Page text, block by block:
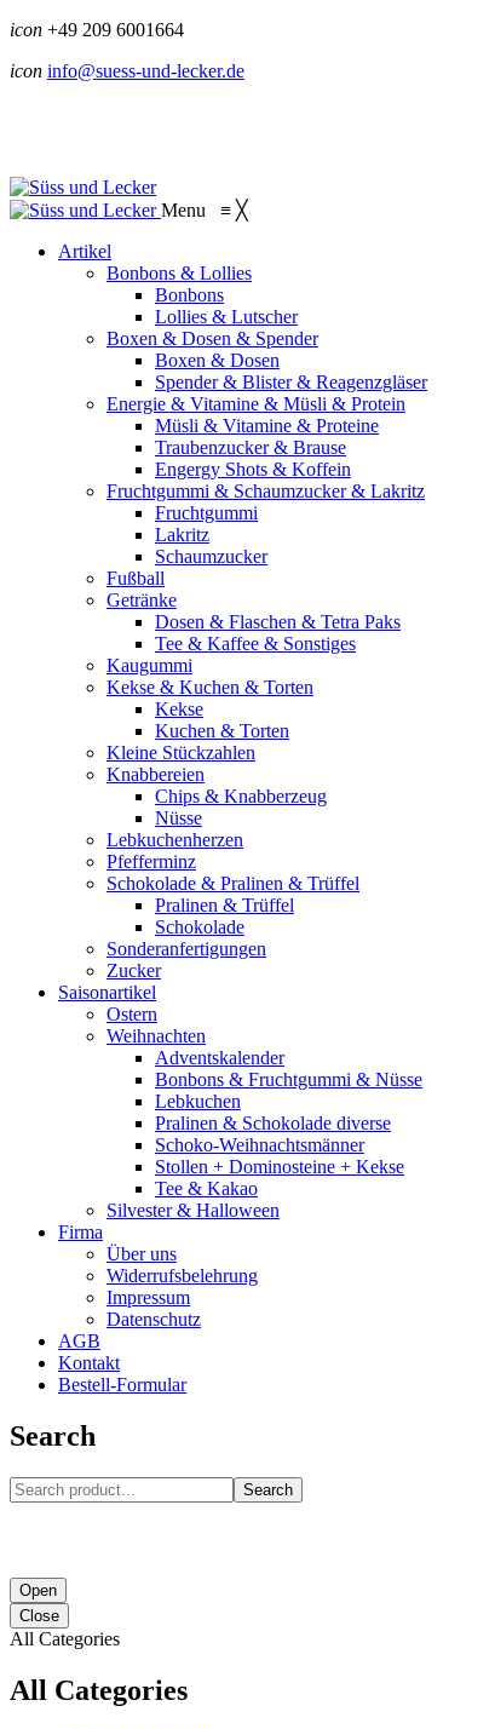
icon +49 209 6001664
icon info@suess-und-lecker.de
Menu ≡ ╳
Artikel
Bonbons & Lollies
Bonbons
Lollies & Lutscher
Boxen & Dosen & Spender
Boxen & Dosen
Spender & Blister & Reagenzgläser
Energie & Vitamine & Müsli & Protein
Müsli & Vitamine & Proteine
Traubenzucker & Brause
Engergy Shots & Koffein
Fruchtgummi & Schaumzucker & Lakritz
Fruchtgummi
Lakritz
Schaumzucker
Fußball
Getränke
Dosen & Flaschen & Tetra Paks
Tee & Kaffee & Sonstiges
Kaugummi
Kekse & Kuchen & Torten
Kekse
Kuchen & Torten
Kleine Stückzahlen
Knabbereien
Chips & Knabberzeug
Nüsse
Lebkuchenherzen
Pfefferminz
Schokolade & Pralinen & Trüffel
Pralinen & Trüffel
Schokolade
Sonderanfertigungen
Zucker
Saisonartikel
Ostern
Weihnachten
Adventskalender
Bonbons & Fruchtgummi & Nüsse
Lebkuchen
Pralinen & Schokolade diverse
Schoko-Weihnachtsmänner
Stollen + Dominosteine + Kekse
Tee & Kakao
Silvester & Halloween
Firma
Über uns
Widerrufsbelehrung
Impressum
Datenschutz
AGB
Kontakt
Bestell-Formular
Search
Search
Open
Close
All Categories
All Categories